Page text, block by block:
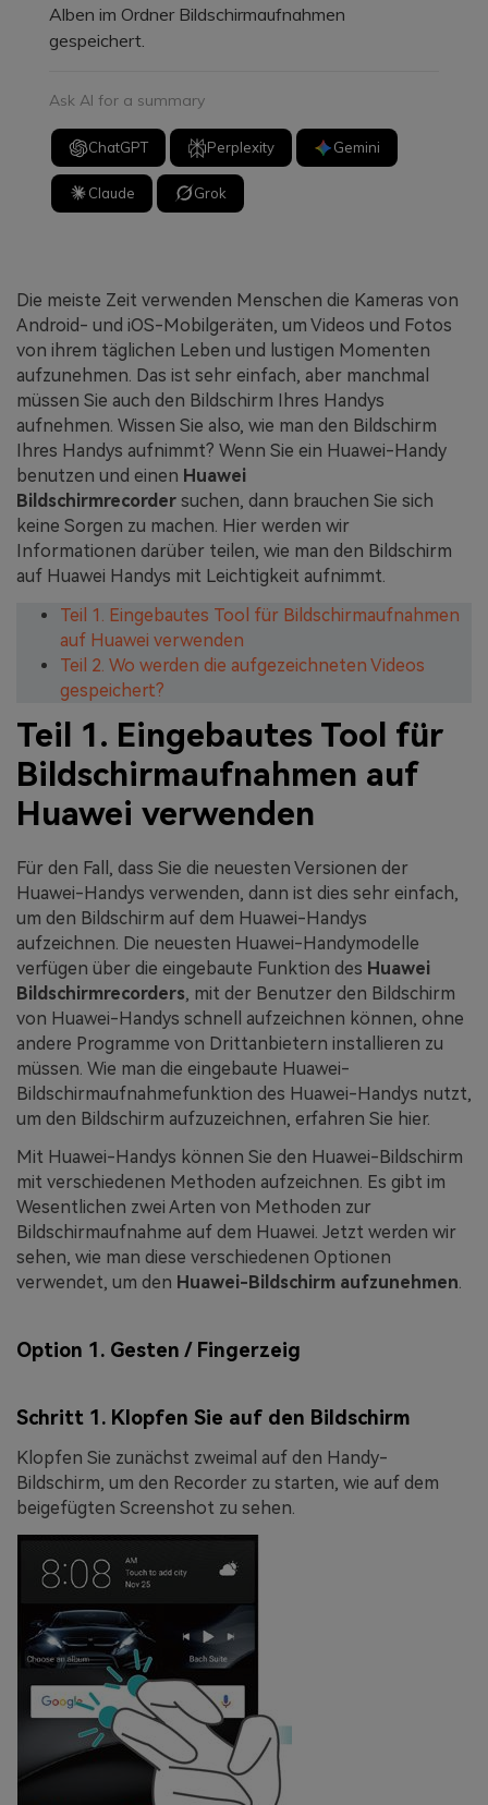
Alben im Ordner Bildschirmaufnahmen
gespeichert.
Ask AI for a summary
ChatGPT Perplexity Gemini
Claude Grok
Die meiste Zeit verwenden Menschen die Kameras von
Android- und iOS-Mobilgeräten, um Videos und Fotos
von ihrem täglichen Leben und lustigen Momenten
aufzunehmen. Das ist sehr einfach, aber manchmal
müssen Sie auch den Bildschirm Ihres Handys
aufnehmen. Wissen Sie also, wie man den Bildschirm
Ihres Handys aufnimmt? Wenn Sie ein Huawei-Handy
benutzen und einen Huawei
Bildschirmrecorder suchen, dann brauchen Sie sich
keine Sorgen zu machen. Hier werden wir
Informationen darüber teilen, wie man den Bildschirm
auf Huawei Handys mit Leichtigkeit aufnimmt.
Teil 1. Eingebautes Tool für Bildschirmaufnahmen
auf Huawei verwenden
Teil 2. Wo werden die aufgezeichneten Videos
gespeichert?
Teil 1. Eingebautes Tool für
Bildschirmaufnahmen auf
Huawei verwenden
Für den Fall, dass Sie die neuesten Versionen der
Huawei-Handys verwenden, dann ist dies sehr einfach,
um den Bildschirm auf dem Huawei-Handys
aufzeichnen. Die neuesten Huawei-Handymodelle
verfügen über die eingebaute Funktion des Huawei
Bildschirmrecorders, mit der Benutzer den Bildschirm
von Huawei-Handys schnell aufzeichnen können, ohne
andere Programme von Drittanbietern installieren zu
müssen. Wie man die eingebaute Huawei-
Bildschirmaufnahmefunktion des Huawei-Handys nutzt,
um den Bildschirm aufzuzeichnen, erfahren Sie hier.
Mit Huawei-Handys können Sie den Huawei-Bildschirm
mit verschiedenen Methoden aufzeichnen. Es gibt im
Wesentlichen zwei Arten von Methoden zur
Bildschirmaufnahme auf dem Huawei. Jetzt werden wir
sehen, wie man diese verschiedenen Optionen
verwendet, um den Huawei-Bildschirm aufzunehmen.
Option 1. Gesten / Fingerzeig
Schritt 1. Klopfen Sie auf den Bildschirm
Klopfen Sie zunächst zweimal auf den Handy-
Bildschirm, um den Recorder zu starten, wie auf dem
beigefügten Screenshot zu sehen.